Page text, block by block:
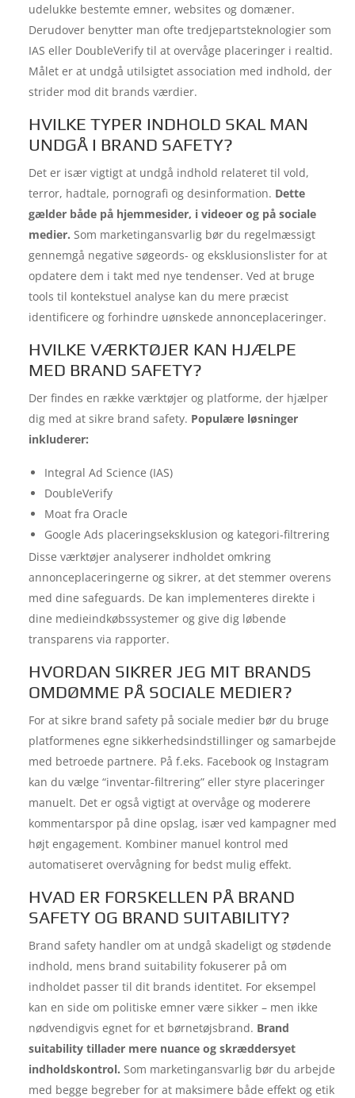
udelukke bestemte emner, websites og domæner.
Derudover benytter man ofte tredjepartsteknologier som
IAS eller DoubleVerify til at overvåge placeringer i realtid.
Målet er at undgå utilsigtet association med indhold, der
strider mod dit brands værdier.
HVILKE TYPER INDHOLD SKAL MAN
UNDGÅ I BRAND SAFETY?
Det er især vigtigt at undgå indhold relateret til vold,
terror, hadtale, pornografi og desinformation. Dette
gælder både på hjemmesider, i videoer og på sociale
medier. Som marketingansvarlig bør du regelmæssigt
gennemgå negative søgeords- og eksklusionslister for at
opdatere dem i takt med nye tendenser. Ved at bruge
tools til kontekstuel analyse kan du mere præcist
identificere og forhindre uønskede annonceplaceringer.
HVILKE VÆRKTØJER KAN HJÆLPE
MED BRAND SAFETY?
Der findes en række værktøjer og platforme, der hjælper
dig med at sikre brand safety. Populære løsninger
inkluderer:
Integral Ad Science (IAS)
DoubleVerify
Moat fra Oracle
Google Ads placeringseksklusion og kategori-filtrering
Disse værktøjer analyserer indholdet omkring
annonceplaceringerne og sikrer, at det stemmer overens
med dine safeguards. De kan implementeres direkte i
dine medieindkøbssystemer og give dig løbende
transparens via rapporter.
HVORDAN SIKRER JEG MIT BRANDS
OMDØMME PÅ SOCIALE MEDIER?
For at sikre brand safety på sociale medier bør du bruge
platformenes egne sikkerhedsindstillinger og samarbejde
med betroede partnere. På f.eks. Facebook og Instagram
kan du vælge “inventar-filtrering” eller styre placeringer
manuelt. Det er også vigtigt at overvåge og moderere
kommentarspor på dine opslag, især ved kampagner med
højt engagement. Kombiner manuel kontrol med
automatiseret overvågning for bedst mulig effekt.
HVAD ER FORSKELLEN PÅ BRAND
SAFETY OG BRAND SUITABILITY?
Brand safety handler om at undgå skadeligt og stødende
indhold, mens brand suitability fokuserer på om
indholdet passer til dit brands identitet. For eksempel
kan en side om politiske emner være sikker – men ikke
nødvendigvis egnet for et børnetøjsbrand. Brand
suitability tillader mere nuance og skræddersyet
indholdskontrol. Som marketingansvarlig bør du arbejde
med begge begreber for at maksimere både effekt og etik